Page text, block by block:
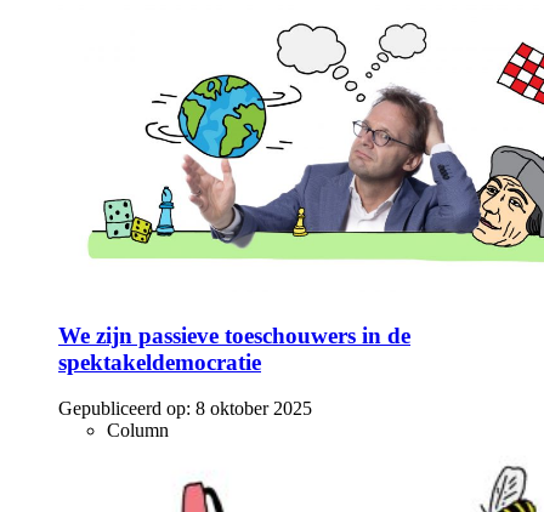
We zijn passieve toeschouwers in de
spektakeldemocratie
Gepubliceerd op: 8 oktober 2025
Column